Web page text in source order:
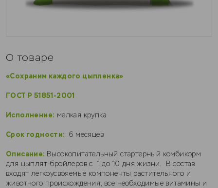
О товаре
«Сохраним каждого цыпленка»
ГОСТ Р 51851-2001
Исполнение: мелкая крупка
Срок годности: 6 месяцев
Описание: Высокопитательный стартерный комбикорм
для цыплят-бройлеров с 1 до 10 дня жизни. В состав
входят легкоусвояемые компоненты растительного и
животного происхождения, все необходимые витамины и